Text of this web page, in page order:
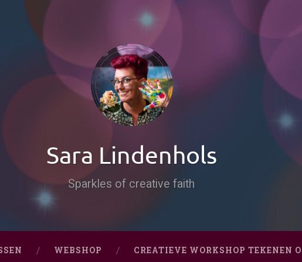
Sara Lindenhols
Sparkles of creative faith
WEBSHOP CREATIEVE WORKSHOP TEKENEN